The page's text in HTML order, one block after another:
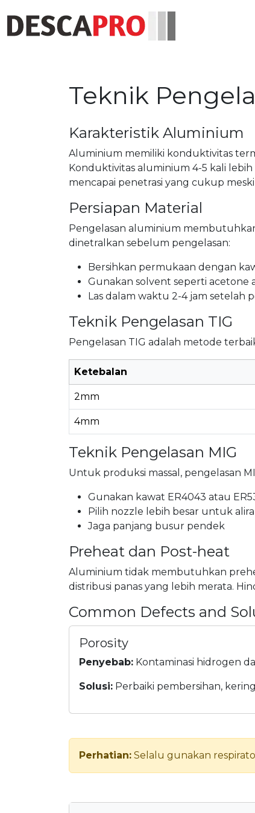
Teknik
Karakteristik Aluminium
Aluminium memiliki konduktivitas
Konduktivitas aluminium 4-5 kali
mencapai penetrasi yang cukup
Persiapan Material
Pengelasan aluminium
dinetralkan sebelum pengelasan:
Bersihkan permukaan dengan
Gunakan solvent seperti acetone
Las dalam waktu 2-4 jam setelah
Teknik Pengelasan TIG
Pengelasan TIG adalah metode
Ketebalan
2mm
4mm
Teknik Pengelasan MIG
Untuk produksi massal, pengelasan
Gunakan kawat ER4043 atau
Pilih nozzle lebih besar untuk
Jaga panjang busur pendek
Preheat dan Post-heat
Aluminium tidak membutuhkan
distribusi panas yang lebih merata.
Common Defects and
Porosity
Penyebab: Kontaminasi hidrogen
Solusi: Perbaiki pembersihan,
Perhatian: Selalu gunakan